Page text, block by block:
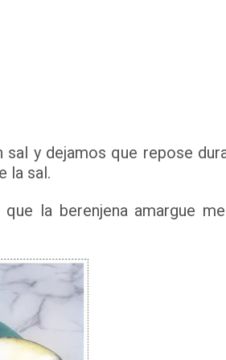
y dejamos que repose
la sal.
la berenjena amargue